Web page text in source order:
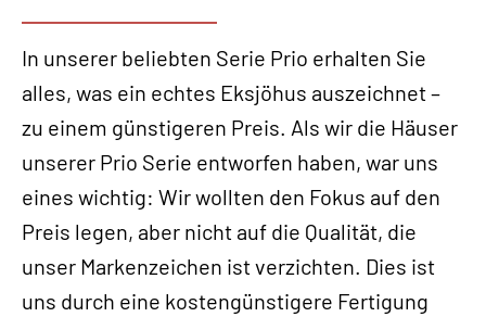
In unserer beliebten Serie Prio erhalten Sie
alles, was ein echtes Eksjöhus auszeichnet –
zu einem günstigeren Preis. Als wir die Häuser
unserer Prio Serie entworfen haben, war uns
eines wichtig: Wir wollten den Fokus auf den
Preis legen, aber nicht auf die Qualität, die
unser Markenzeichen ist verzichten. Dies ist
uns durch eine kostengünstigere Fertigung